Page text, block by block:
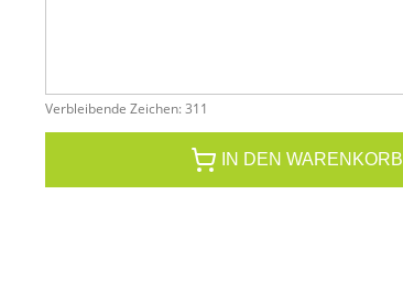
Verbleibende Zeichen:311
IN DEN WARENKORB